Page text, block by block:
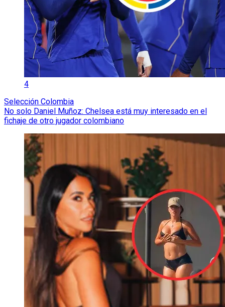
4
Selección Colombia
No solo Daniel Muñoz: Chelsea está muy interesado en el
fichaje de otro jugador colombiano